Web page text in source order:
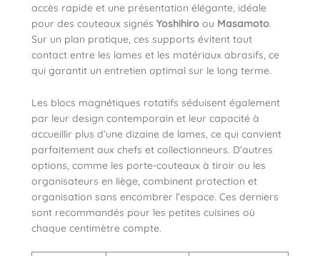
accès rapide et une présentation élégante, idéale
pour des couteaux signés Yoshihiro ou Masamoto.
Sur un plan pratique, ces supports évitent tout
contact entre les lames et les matériaux abrasifs, ce
qui garantit un entretien optimal sur le long terme.
Les blocs magnétiques rotatifs séduisent également
par leur design contemporain et leur capacité à
accueillir plus d’une dizaine de lames, ce qui convient
parfaitement aux chefs et collectionneurs. D’autres
options, comme les porte-couteaux à tiroir ou les
organisateurs en liège, combinent protection et
organisation sans encombrer l’espace. Ces derniers
sont recommandés pour les petites cuisines où
chaque centimètre compte.